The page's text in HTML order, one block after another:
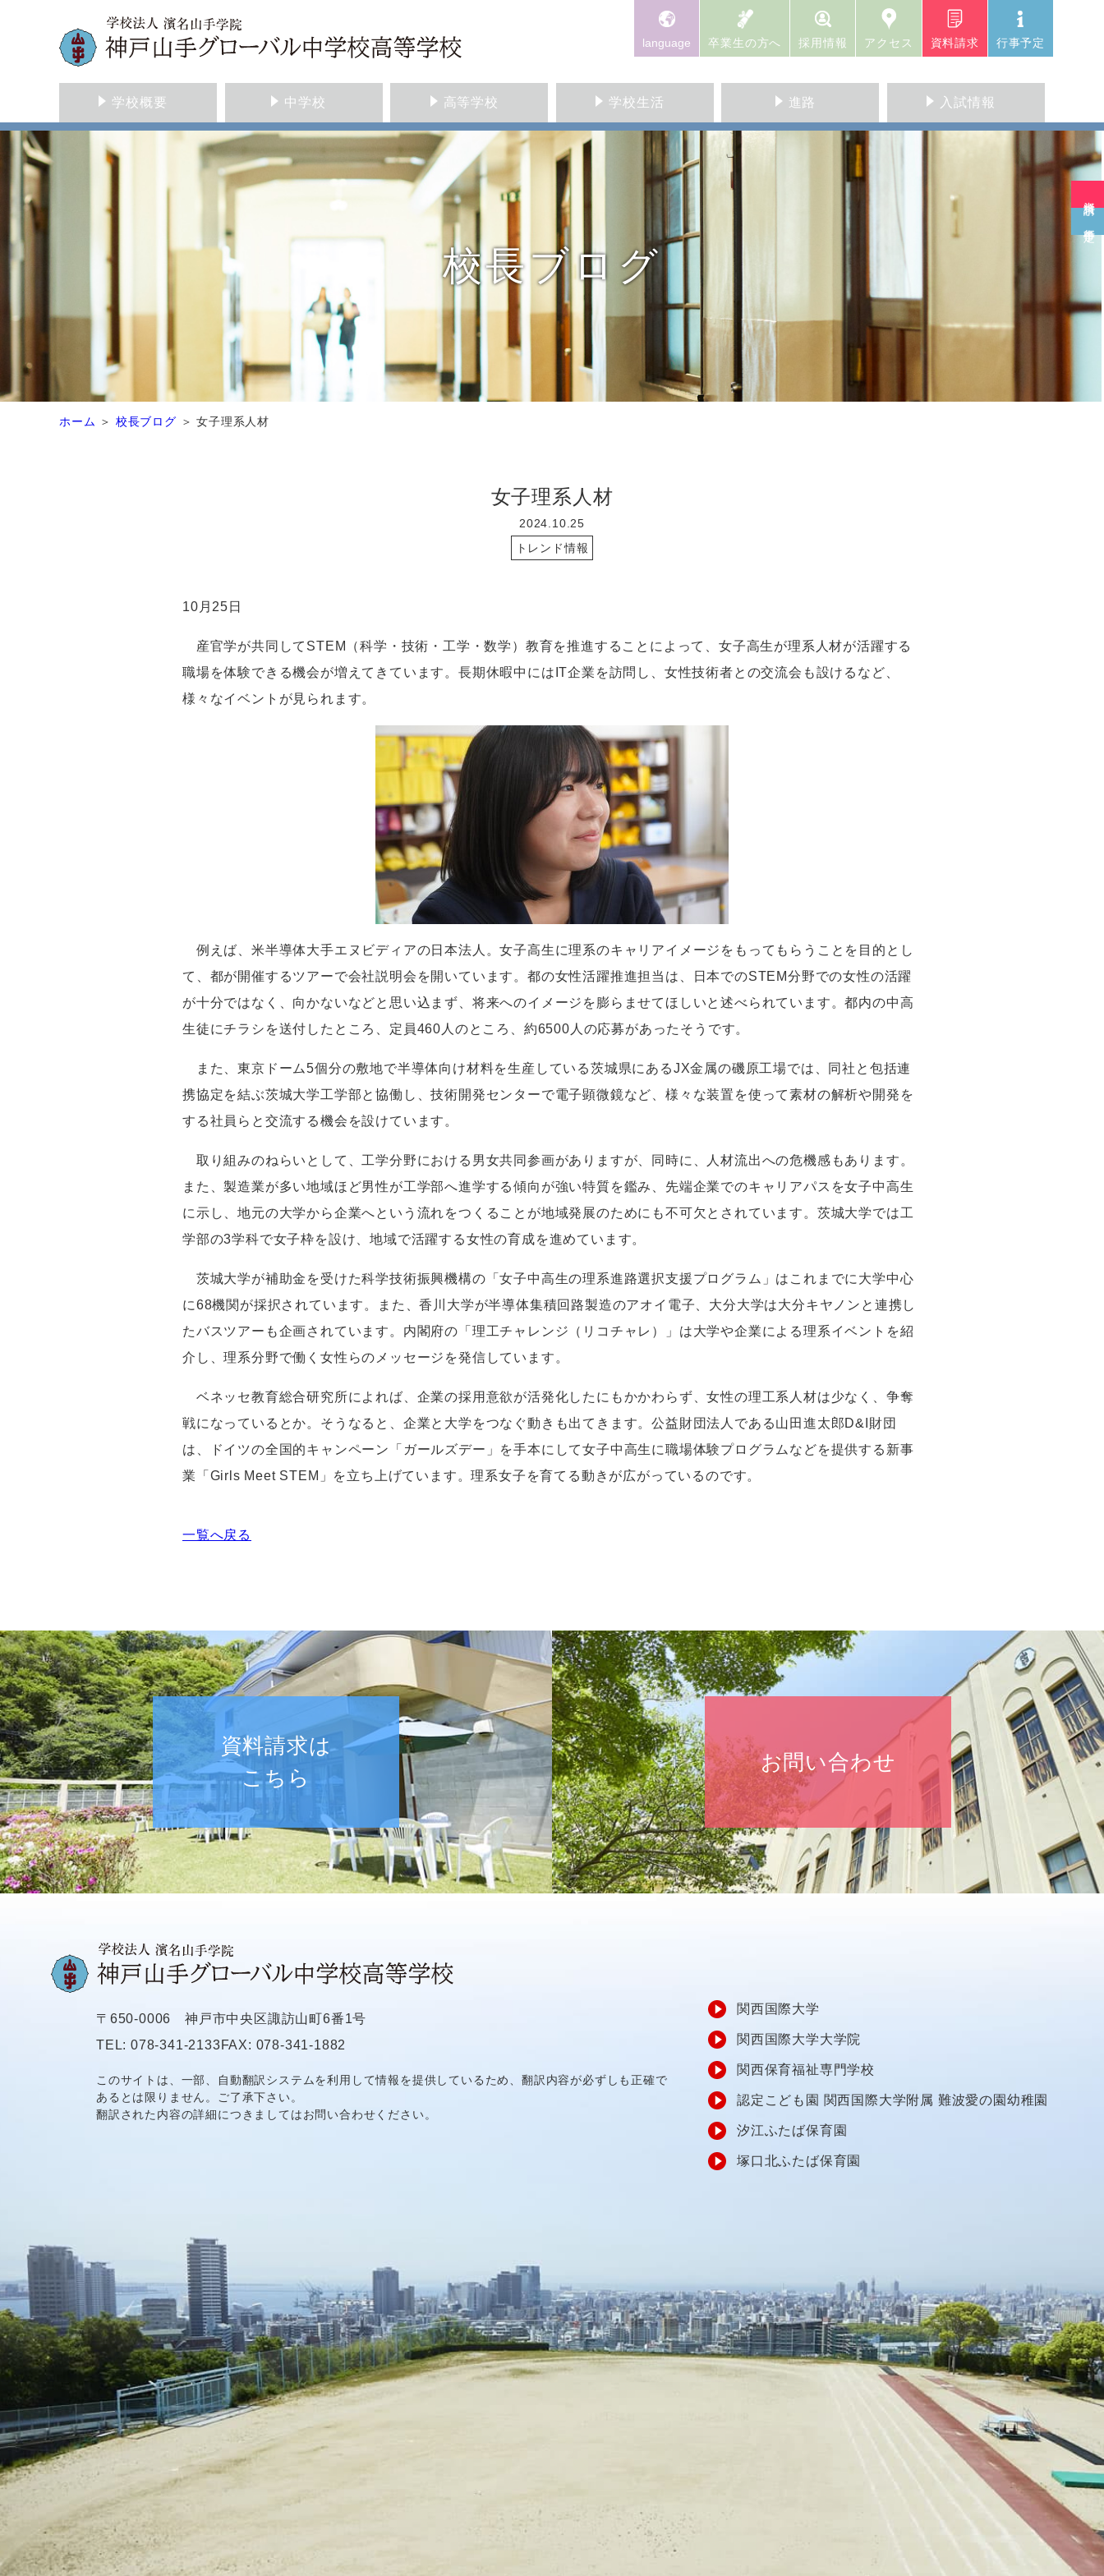
language 卒業生の方へ 採用情報 アクセス 資料請求 行事予定
学校概要 中学校 高等学校 学校生活 進路 入試情報
校長ブログ
ホーム 校長ブログ 女子理系人材
女子理系人材
2024.10.25
トレンド情報
10 月 25 日
産官学が共同して STEM （科学・技術・工学・数学）教育を推進することによって、女子高生が理系人材が活躍する
職場を体験できる機会が増えてきています。長期休暇中には IT企業を訪問し、女性技術者との交流会も設けるなど、
様々なイベントが見られます。
例えば、米半導体大手エヌビディアの日本法人。女子高生に理系のキャリアイメージをもってもらうことを目的とし
て、都が開催するツアーで会社説明会を開いています。都の女性活躍推進担当は、日本でのSTEM分野での女性の活躍
が十分ではなく、向かないなどと思い込まず、将来へのイメージを膨らませてほしいと述べられています。都内の中高
生徒にチラシを送付したところ、定員460 人のところ、約6500 人の応募があったそうです。
また、東京ドーム5個分の敷地で半導体向け材料を生産している茨城県にあるJX金属の磯原工場では、同社と包括連
携協定を結ぶ茨城大学工学部と協働し、技術開発センターで電子顕微鏡など、様々な装置を使って素材の解析や開発を
する社員らと交流する機会を設けています。
取り組みのねらいとして、工学分野における男女共同参画がありますが、同時に、人材流出への危機感もあります。
また、製造業が多い地域ほど男性が工学部へ進学する傾向が強い特質を鑑み、先端企業でのキャリアパスを女子中高生
に示し、地元の大学から企業へという流れをつくることが地域発展のためにも不可欠とされています。茨城大学では工
学部の3学科で女子枠を設け、地域で活躍する女性の育成を進めています。
茨城大学が補助金を受けた科学技術振興機構の「女子中高生の理系進路選択支援プログラム」はこれまでに大学中心
に68機関が採択されています。また、香川大学が半導体集積回路製造のアオイ電子、大分大学は大分キヤノンと連携し
たバスツアーも企画されています。内閣府の「理工チャレンジ（リコチャレ）」は大学や企業による理系イベントを紹
介し、理系分野で働く女性らのメッセージを発信しています。
ベネッセ教育総合研究所によれば、企業の採用意欲が活発化したにもかかわらず、女性の理工系人材は少なく、争奪
戦になっているとか。そうなると、企業と大学をつなぐ動きも出てきます。公益財団法人である山田進太郎D&I 財団
は、ドイツの全国的キャンペーン「ガールズデー」を手本にして女子中高生に職場体験プログラムなどを提供する新事
業「 Girls Meet STEM 」を立ち上げています。理系女子を育てる動きが広がっているのです。
一覧へ戻る
資料請求は
こちら
お問い合わせ
関西国際大学
関西国際大学大学院
関西保育福祉専門学校
認定こども園 関西国際大学附属 難波愛の園幼稚園
汐江ふたば保育園
塚口北ふたば保育園
〒650-0006 神戸市中央区諏訪山町6番1号
TEL: 078-341-2133FAX: 078-341-1882
このサイトは、一部、自動翻訳システムを利用して情報を提供しているため、翻訳内容が必ずしも正確で
あるとは限りません。ご了承下さい。
翻訳された内容の詳細につきましてはお問い合わせください。